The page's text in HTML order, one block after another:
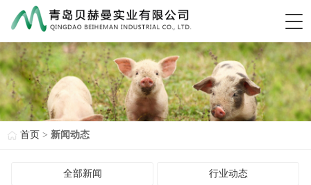
首页 > 新闻动态
全部新闻 行业动态